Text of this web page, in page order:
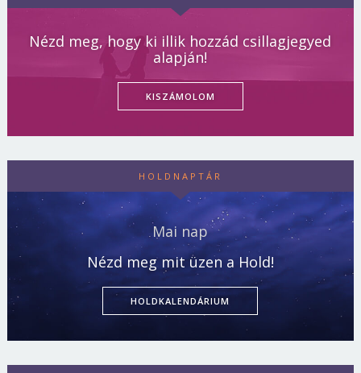
Nézd meg, hogy ki illik hozzád csillagjegyed
alapján!
KISZÁMOLOM
HOLDNAPTÁR
Mai nap
Nézd meg mit üzen a Hold!
HOLDKALENDÁRIUM